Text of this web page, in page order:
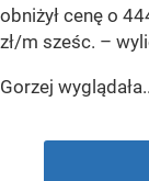
obniżył cenę o
zł/m sześc. –
Gorzej